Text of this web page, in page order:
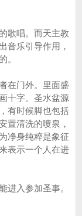
歌唱。而天主教
音乐引导作用，
。
在门外。里面盛
十字。圣水盆源
有时候脚也包括
置清洗的喷泉，
净身纯粹是象征
表示一个人在进
进入参加圣事。